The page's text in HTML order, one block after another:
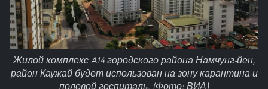
Жилой комплекс A14 городского района Намчунг-йен,
район Каужай будет использован на зону карантина и
полевой госпиталь. (Фото: ВИА)